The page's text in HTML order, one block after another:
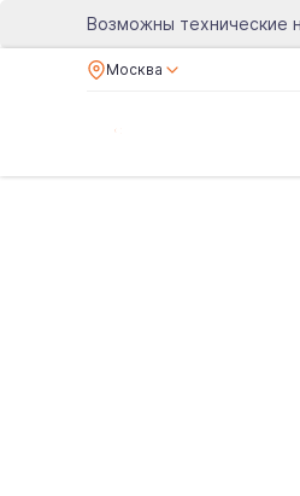
Возможны технические
Москва